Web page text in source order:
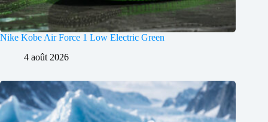
Nike Kobe Air Force 1 Low Electric Green
4 août 2026